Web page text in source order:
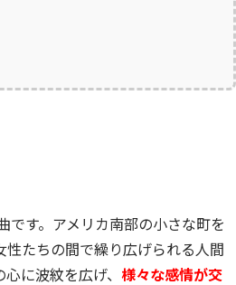
です。アメリカ南部の小さな町を
たちの間で繰り広げられる人間
に波紋を広げ、 様々な感情が交